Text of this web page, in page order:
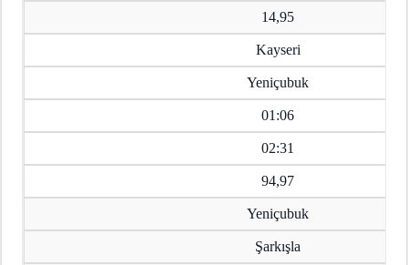
14,95
Kayseri
Yeniçubuk
01:06
02:31
94,97
Yeniçubuk
Şarkışla